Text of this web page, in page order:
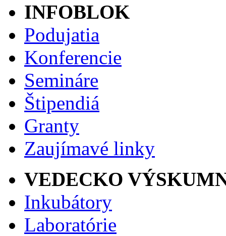
INFOBLOK
Podujatia
Konferencie
Semináre
Štipendiá
Granty
Zaujímavé linky
VEDECKO
Inkubátory
Laboratórie